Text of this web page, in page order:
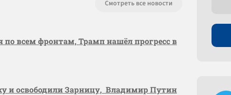
Смотреть все новости
по всем фронтам, Трамп нашёл прогресс в
и освободили Зарницу, Владимир Путин